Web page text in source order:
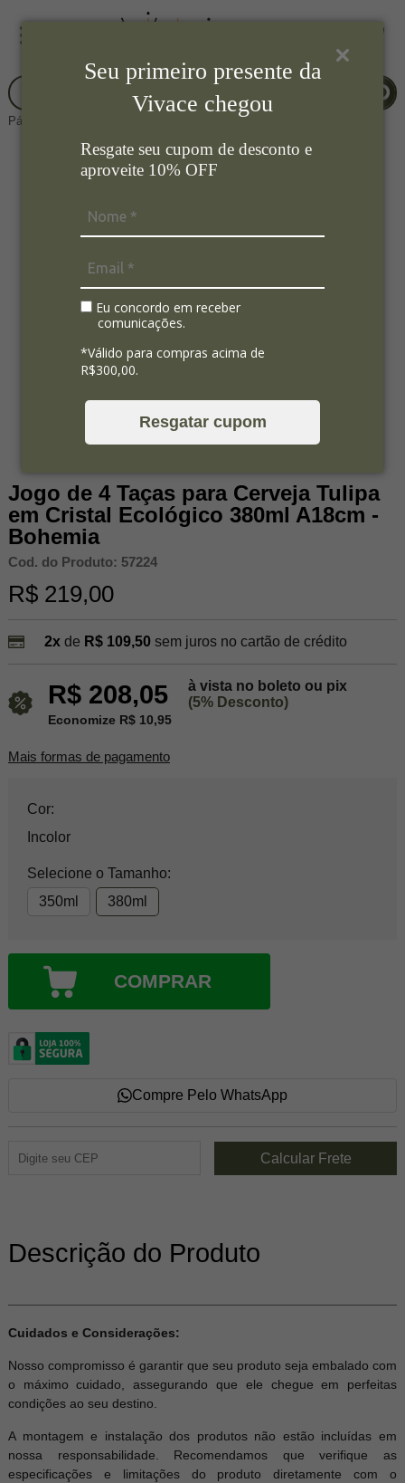
Seu primeiro presente da
Vivace chegou
Resgate seu cupom de desconto e
aproveite 10% OFF
Eu concordo em receber
comunicações.
*Válido para compras acima de
R$300,00.
Resgatar cupom
Página Inicial Copos e Taças
Jogo de 4 Taças para Cerveja Tulipa
em Cristal Ecológico 380ml A18cm -
Bohemia
Cod. do Produto: 57224
R$ 219,00
2xde R$ 109,50 sem juros no cartão de crédito
R$ 208,05
à vista no boleto ou pix
(5% Desconto)
Economize R$ 10,95
Mais formas de pagamento
Cor:
Incolor
Selecione o Tamanho:
350ml
380ml
COMPRAR
Compre Pelo WhatsApp
Descrição do Produto
Cuidados e Considerações:
Nosso compromisso é garantir que seu produto seja embalado com
o máximo cuidado, assegurando que ele chegue em perfeitas
condições ao seu destino.
A montagem e instalação dos produtos não estão incluídas em
nossa responsabilidade. Recomendamos que verifique as
especificações e limitações do produto diretamente com o